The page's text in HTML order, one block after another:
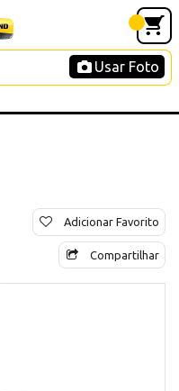
Usar Foto
Adicionar Favorito
Compartilhar